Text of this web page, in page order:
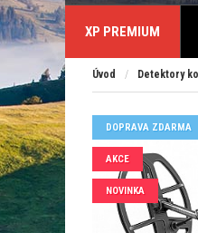
XP PREMIUM
Úvod / Detektory
DOPRAVA ZDARMA
AKCE
NOVINKA